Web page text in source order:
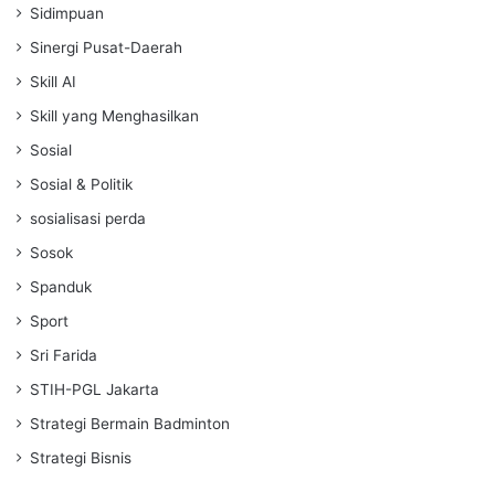
Sidimpuan
Sinergi Pusat-Daerah
Skill AI
Skill yang Menghasilkan
Sosial
Sosial & Politik
sosialisasi perda
Sosok
Spanduk
Sport
Sri Farida
STIH-PGL Jakarta
Strategi Bermain Badminton
Strategi Bisnis